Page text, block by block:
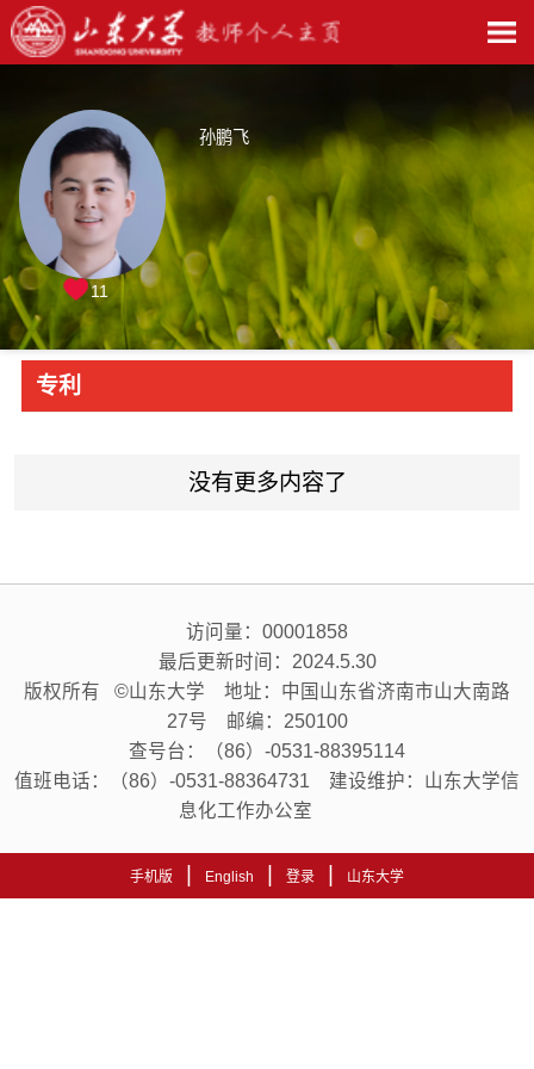
孙鹏飞
11
专利
没有更多内容了
访问量： 00001858
最后更新时间： 2024.5.30
版权所有 ©山东大学 地址：中国山东省济南市山大南路
27号 邮编：250100
查号台：（86）-0531-88395114
值班电话：（86）-0531-88364731 建设维护：山东大学信
息化工作办公室
手机版 English 登录 山东大学